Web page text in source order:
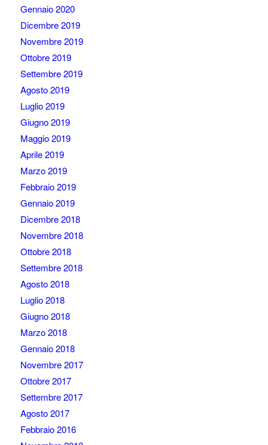
Gennaio 2020
Dicembre 2019
Novembre 2019
Ottobre 2019
Settembre 2019
Agosto 2019
Luglio 2019
Giugno 2019
Maggio 2019
Aprile 2019
Marzo 2019
Febbraio 2019
Gennaio 2019
Dicembre 2018
Novembre 2018
Ottobre 2018
Settembre 2018
Agosto 2018
Luglio 2018
Giugno 2018
Marzo 2018
Gennaio 2018
Novembre 2017
Ottobre 2017
Settembre 2017
Agosto 2017
Febbraio 2016